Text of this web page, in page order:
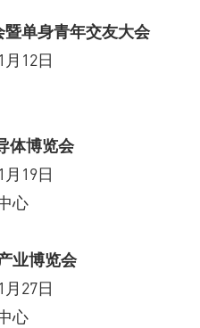
暨单身青年交友大会
12日
体博览会
19日
心
业博览会
27日
心